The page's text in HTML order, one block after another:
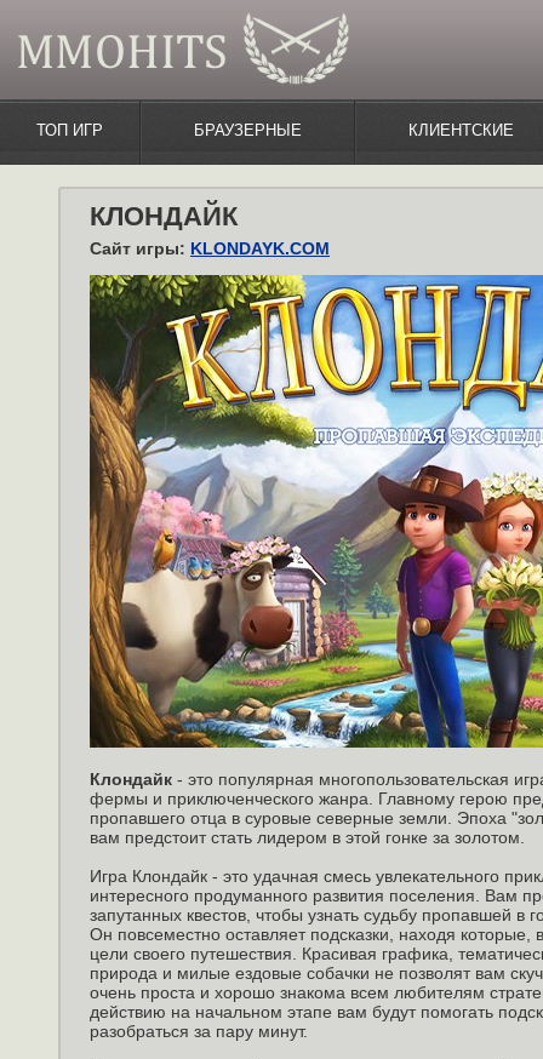
ТОП ИГР БРАУЗЕРНЫЕ КЛИЕНТСКИЕ
КЛОНДАЙК
Сайт игры: KLONDAYK.COM
Клондайк - это популярная многопользовательская
фермы и приключенческого жанра. Главному герою
пропавшего отца в суровые северные земли. Эпоха
вам предстоит стать лидером в этой гонке за золотом.
Игра Клондайк - это удачная смесь увлекательного
интересного продуманного развития поселения. Вам
запутанных квестов, чтобы узнать судьбу пропавшей в
Он повсеместно оставляет подсказки, находя
цели своего путешествия. Красивая графика,
природа и милые ездовые собачки не позволят вам
очень проста и хорошо знакома всем любителям
действию на начальном этапе вам будут помогать
разобраться за пару минут.